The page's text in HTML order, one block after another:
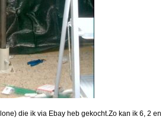
die ik via Ebay heb gekocht.Zo kan ik 6, 2